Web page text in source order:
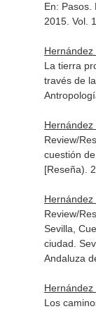
En: Pasos.
2015. Vol.
La tierra
través de
Review/
cuestión
[Reseña).
Review/
Sevilla,
ciudad.
Andaluza
Los